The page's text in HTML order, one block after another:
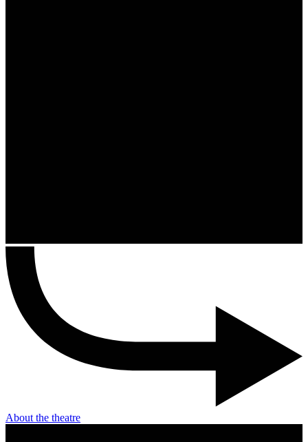
About the theatre